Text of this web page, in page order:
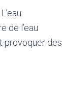
de l’eau
provoquer des